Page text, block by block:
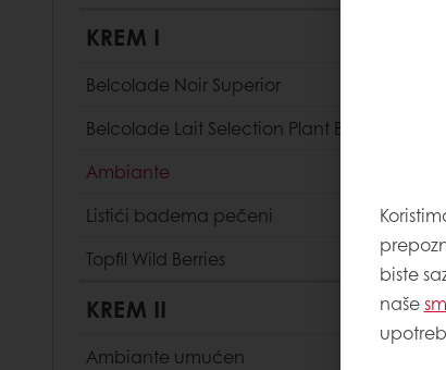
KREM I
Belcolade Noir Superior
Belcolade Lait Selection Plant Based
Ambiante
Listići badema pečeni
Topfil Wild Berries
KREM II
Ambiante umućen
biste
naše